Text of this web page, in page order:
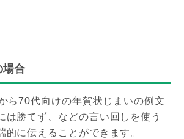
場合
ら70代向けの年賀状じまいの例文
は勝てず、などの言い回しを使う
的に伝えることができます。